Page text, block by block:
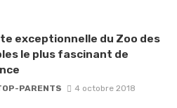
exceptionnelle du Zoo des
le plus fascinant de
PARENTS 4 octobre 2018